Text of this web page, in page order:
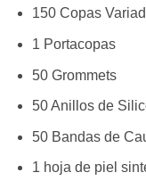
150 Copas
1 Portacopas
50 Grommets
50 Anillos de
50 Bandas de
1 hoja de piel